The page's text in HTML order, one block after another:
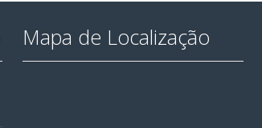
Mapa de Localização